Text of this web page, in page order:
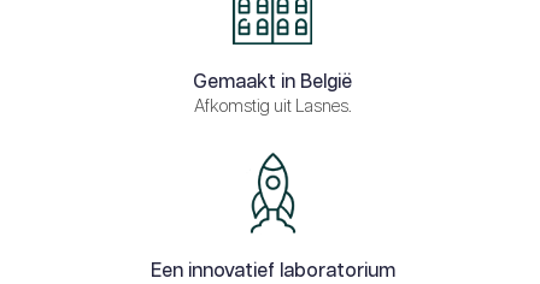
Gemaakt in België
Afkomstig uit Lasnes.
Een innovatief laboratorium